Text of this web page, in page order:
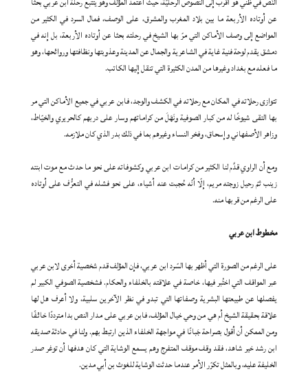
عن أوتاده الأربعة ما بين بلاد المغرب والمشرق، على الوصف، فمال السرد في الكثير من
المواضع إلى وصف الأماكن التي مرّ بها الشيخ في رحلته بحثا عن أوتاده الأربعة، بل إنه في
دمشق يقدم لوحة فنية غاية في الشاعرية والجمال عن المدينة وعذوبتها ونظافتها وروائحها، وهو
ما فعله مع بغداد وغيرها من المدن الكثيرة التي تنقل إليها الكاتب.
تتوازى رحلاته في المكان مع رحلاته في الكشف والوجد، فابن عربي في جميع الأماكن التي مر
بها التقى شيوخًا له من كبار الصوفية ونَهَلَ من كراماتهم وسار على دربهم كالحريري والخيّاط،
وزاهر الأصفهاني وإسحاق، وفخر النساء وغيرهم بما في ذلك بدر الذي كان ملازمه.
ومع أن الراوي قدَّم لنا الكثير من كرامات ابن عربي وكشوفاته على نحو ما حدث مع موت ابنته
زينب ثمّ رحيل زوجته مريم، إلّا أنّه حُجبت عنه أشياء، على نحو فشله في التعرُّف على أوتاده
على الرغم من قربها منه.
مخطوط ابن عربي
على الرغم من الصورة التي أظهر بها السّرد ابن عربي، فإن المؤلف قدم شخصية أخرى لابن عربي
عبر المواقف التي اختُبر فيها، خاصة في علاقته بالخلفاء والحكام. فشخصية الصوفي الكبير لم
يفصلها عن طبيعتها البشرية وصفاتها التي تبدو في نظر الآخرين سلبية، ولا أعرف هل لها
علاقة بحقيقة الشيخ أم هي من وحي خيال المؤلف، فابن عربي على مدار النص بدا مترددًا خائفًا
ومن الممكن أن أقول بصراحة جَبانًا في مواجهة الخلفاء الذين ارتبط بهم. ولنا في حادثة صديقه
ابن رشد خير شاهد، فقد وقف موقف المتفرج وهم يسمع الوشاية التي كان هدفها أن توغر صدر
الخليفة عليه، وبالمثل تكرّر الأمر عندما حدثت الوشاية للغوث بن أبي مدين.